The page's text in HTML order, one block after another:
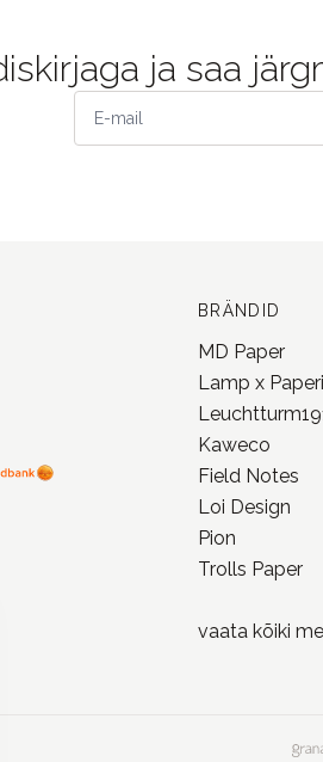
ja saa
BRÄNDID
MD Paper
Lamp x Paperi
Kaweco
Field Notes
Loi Design
Pion
Trolls Paper
vaata kõiki